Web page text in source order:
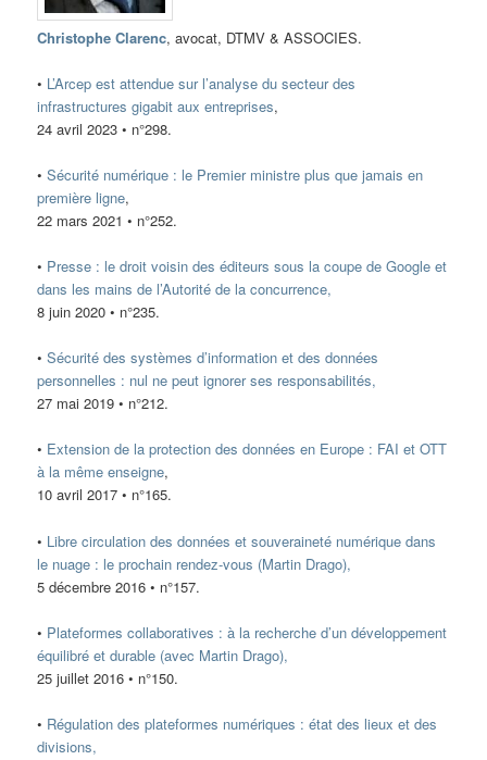
Christophe Clarenc, avocat, DTMV & ASSOCIES.
• L’Arcep est attendue sur l’analyse du secteur des
infrastructures gigabit aux entreprises,
24 avril 2023 • n°298.
•Sécurité numérique : le Premier ministre plus que jamais en
première ligne,
22 mars 2021 • n°252.
• Presse : le droit voisin des éditeurs sous la coupe de Google et
dans les mains de l’Autorité de la concurrence,
8 juin 2020 • n°235.
•Sécurité des systèmes d’information et des données
personnelles : nul ne peut ignorer ses responsabilités,
27 mai 2019 • n°212.
• Extension de la protection des données en Europe : FAI et OTT
à la même enseigne,
10 avril 2017 • n°165.
• Libre circulation des données et souveraineté numérique dans
le nuage : le prochain rendez-vous (Martin Drago),
5 décembre 2016 • n°157.
• Plateformes collaboratives : à la recherche d’un développement
équilibré et durable (avec Martin Drago),
25 juillet 2016 • n°150.
• Régulation des plateformes numériques : état des lieux et des
divisions,